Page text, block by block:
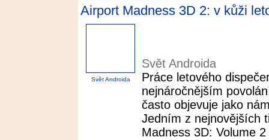
Airport Madness 3D 2: v kůži
Svět Androida
Svět Androida
Práce letového
nejnáročnějším
často objevuje jako
Jedním z nejnovějších
Madness 3D: Volume